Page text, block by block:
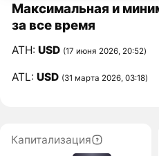
Максимальная и
за все время
ATH:USD (17 июня 2026, 20:52)
ATL:USD (31 марта 2026, 03:18)
Капитализация